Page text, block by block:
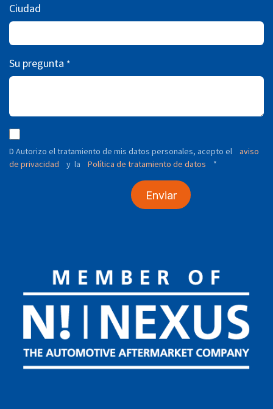
Ciudad
Su pregunta *
D Autorizo ​​el tratamiento de mis datos personales, acepto el
aviso
de privacidad
y la Política de tratamiento de datos *
Enviar